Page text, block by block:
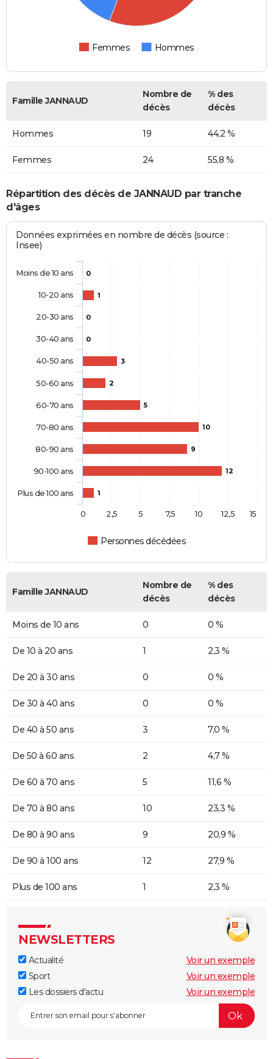
Femmes Hommes
Famille JANNAUD
Nombre de
décès
% des
décès
Hommes 19 44,2 %
Femmes 24 55,8 %
Répartition des décès de JANNAUD par tranche
d'âges
Données exprimées en nombre de décès (source :
Insee)
0
1
0
0
3
2
5
10
9
12
1
Personnes décédées
Moins de 10 ans
10-20 ans
20-30 ans
30-40 ans
40-50 ans
50-60 ans
60-70 ans
70-80 ans
80-90 ans
90-100 ans
Plus de 100 ans
0 2,5 5 7,5 10 12,5 15
Famille JANNAUD
Nombre de
décès
% des
décès
Moins de 10 ans 0 0 %
De 10 à 20 ans 1 2,3 %
De 20 à 30 ans 0 0 %
De 30 à 40 ans 0 0 %
De 40 à 50 ans 3 7,0 %
De 50 à 60 ans 2 4,7 %
De 60 à 70 ans 5 11,6 %
De 70 à 80 ans 10 23,3 %
De 80 à 90 ans 9 20,9 %
De 90 à 100 ans 12 27,9 %
Plus de 100 ans 1 2,3 %
NEWSLETTERS
Actualité
Voir un exemple
Sport
Voir un exemple
Les dossiers d'actu
Voir un exemple